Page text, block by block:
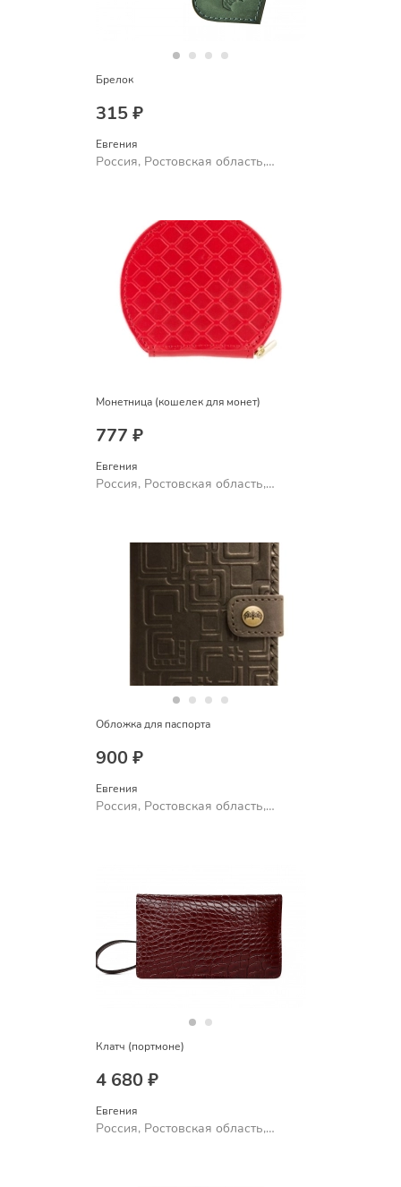
Брелок
315 ₽
Евгения
Россия, Ростовская область,
Монетница (кошелек для монет)
777 ₽
Евгения
Россия, Ростовская область,
Обложка для паспорта
900 ₽
Евгения
Россия, Ростовская область,
Клатч (портмоне)
4 680 ₽
Евгения
Россия, Ростовская область,